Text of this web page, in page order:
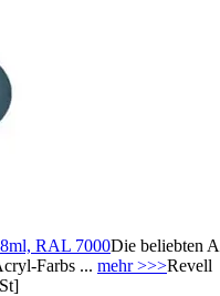
RAL 7000Die beliebten
Farbs ... mehr >>>Revell